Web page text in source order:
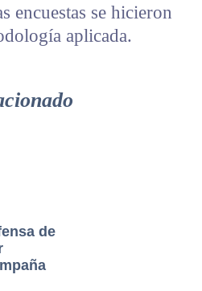
encuestas se hicieron
aplicada.
de